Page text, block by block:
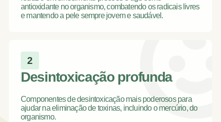
antioxidante no organismo, combatendo os radicais livres
e mantendo a pele sempre jovem e saudável.
2
Desintoxicação profunda
Componentes de desintoxicação mais poderosos para
ajudar na eliminação de toxinas, incluindo o mercúrio, do
organismo.